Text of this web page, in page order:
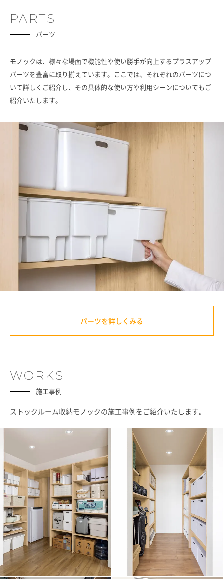
PARTS
パーツ
モノックは、様々な場面で機能性や使い勝手が向上するプラスアップ
パーツを豊富に取り揃えています。ここでは、それぞれのパーツにつ
いて詳しくご紹介し、その具体的な使い方や利用シーンについてもご
紹介いたします。
パーツを詳しくみる
WORKS
施工事例
ストックルーム収納モノックの施工事例をご紹介いたします。